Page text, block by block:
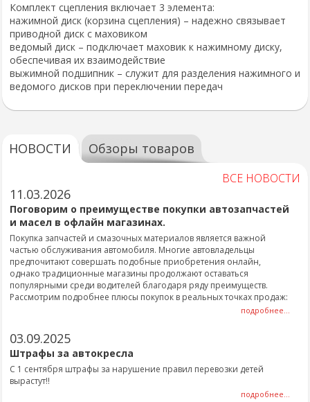
Комплект сцепления включает 3 элемента:
нажимной диск (корзина сцепления) – надежно связывает
приводной диск с маховиком
ведомый диск – подключает маховик к нажимному диску,
обеспечивая их взаимодействие
выжимной подшипник – служит для разделения нажимного и
ведомого дисков при переключении передач
НОВОСТИ Обзоры товаров
ВСЕ НОВОСТИ
11.03.2026
Поговорим о преимуществе покупки автозапчастей
и масел в офлайн магазинах.
Покупка запчастей и смазочных материалов является важной
частью обслуживания автомобиля. Многие автовладельцы
предпочитают совершать подобные приобретения онлайн,
однако традиционные магазины продолжают оставаться
популярными среди водителей благодаря ряду преимуществ.
Рассмотрим подробнее плюсы покупок в реальных точках продаж:
подробнее...
03.09.2025
Штрафы за автокресла
С 1 сентября штрафы за нарушение правил перевозки детей
вырастут!!
подробнее...